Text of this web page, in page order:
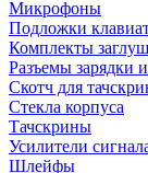
Микрофоны
Подложки
Комплекты
Разъемы зарядки
Скотч для
Стекла корпуса
Тачскрины
Усилители
Шлейфы